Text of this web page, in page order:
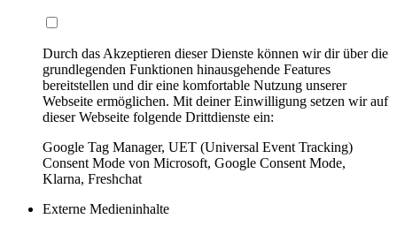
Durch das Akzeptieren dieser Dienste können wir dir über die
grundlegenden Funktionen hinausgehende Features
bereitstellen und dir eine komfortable Nutzung unserer
Webseite ermöglichen. Mit deiner Einwilligung setzen wir auf
dieser Webseite folgende Drittdienste ein:
Google Tag Manager, UET (Universal Event Tracking)
Consent Mode von Microsoft, Google Consent Mode,
Klarna, Freshchat
Externe Medieninhalte